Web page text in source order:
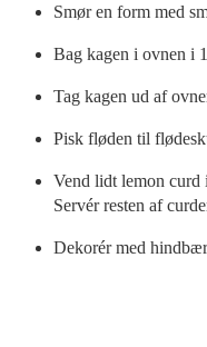
Smør en form med
Bag kagen i ovnen i
Tag kagen ud af
Pisk fløden til
Vend lidt lemon curd
Servér resten af
Dekorér med